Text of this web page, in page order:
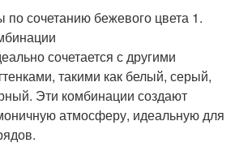
сочетанию бежевого цвета 1.
сочетается с другими
такими как белый, серый,
Эти комбинации создают
атмосферу, идеальную для